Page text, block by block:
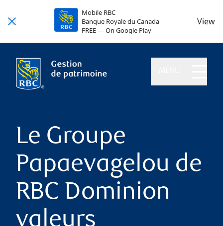
Mobile RBC
Banque Royale du Canada
FREE — On Google Play
View
Le Groupe
Papaevagelou de
RBC Dominion